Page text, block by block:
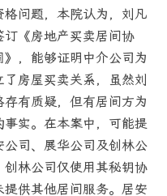
问题，本院认为，刘凡
订《房地产买卖居间协
，能够证明中介公司为
房屋买卖关系，虽然刘
有质疑，但有居间方为
实。在本案中，可能提
司、展华公司及创林公
林公司仅使用其秘钥协
供其他居间服务。居安